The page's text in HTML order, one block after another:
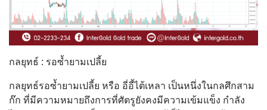
กลยุทธ์ : รอซ้ำยามเปลี้ย
กลยุทธ์รอซ้ำยามเปลี้ย หรือ อี่อี้ไต้เหลา เป็นหนึ่งในกลศึกสาม
ก๊ก ที่มีความหมายถึงการที่ศัตรูยังคงมีความเข้มแข็ง กำลัง